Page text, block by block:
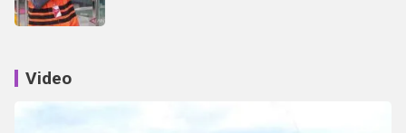
Video